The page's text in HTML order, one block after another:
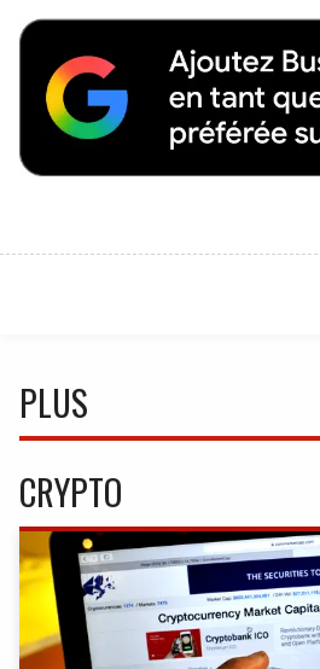
PLUS
CRYPTO